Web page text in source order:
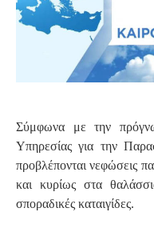
Σύμφωνα με την
Υπηρεσίας για την
προβλέπονται νεφώσεις
και κυρίως στα
σποραδικές καταιγίδες.